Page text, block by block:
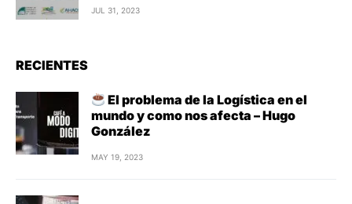
JUL 31, 2023
RECIENTES
El problema de la Logística en el
mundo y como nos afecta – Hugo
González
MAY 19, 2023